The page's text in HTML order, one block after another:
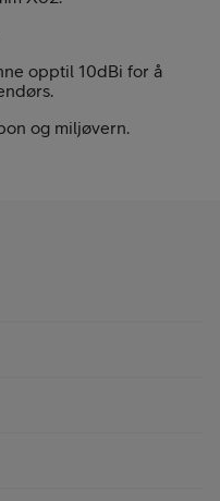
opptil 10dBi for å
og miljøvern.